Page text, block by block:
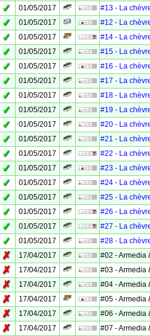
✓ 01/05/2017
#13 - La
✓ 01/05/2017
#12 - La
✓ 01/05/2017
#14 - La
✓ 01/05/2017
#15 - La
✓ 01/05/2017
#16 - La
✓ 01/05/2017
#17 - La
✓ 01/05/2017
#18 - La
✓ 01/05/2017
#19 - La
✓ 01/05/2017
#20 - La
✓ 01/05/2017
#21 - La
✓ 01/05/2017
#22 - La
✓ 01/05/2017
#23 - La
✓ 01/05/2017
#24 - La
✓ 01/05/2017
#25 - La
✓ 01/05/2017
#26 - La
✓ 01/05/2017
#27 - La
✓ 01/05/2017
#28 - La
✗ 17/04/2017
#02 - Armedia
✗ 17/04/2017
#03 - Armedia
✗ 17/04/2017
#04 - Armedia
✗ 17/04/2017
#05 - Armedia
✗ 17/04/2017
#06 - Armedia
✗ 17/04/2017
#07 - Armedia